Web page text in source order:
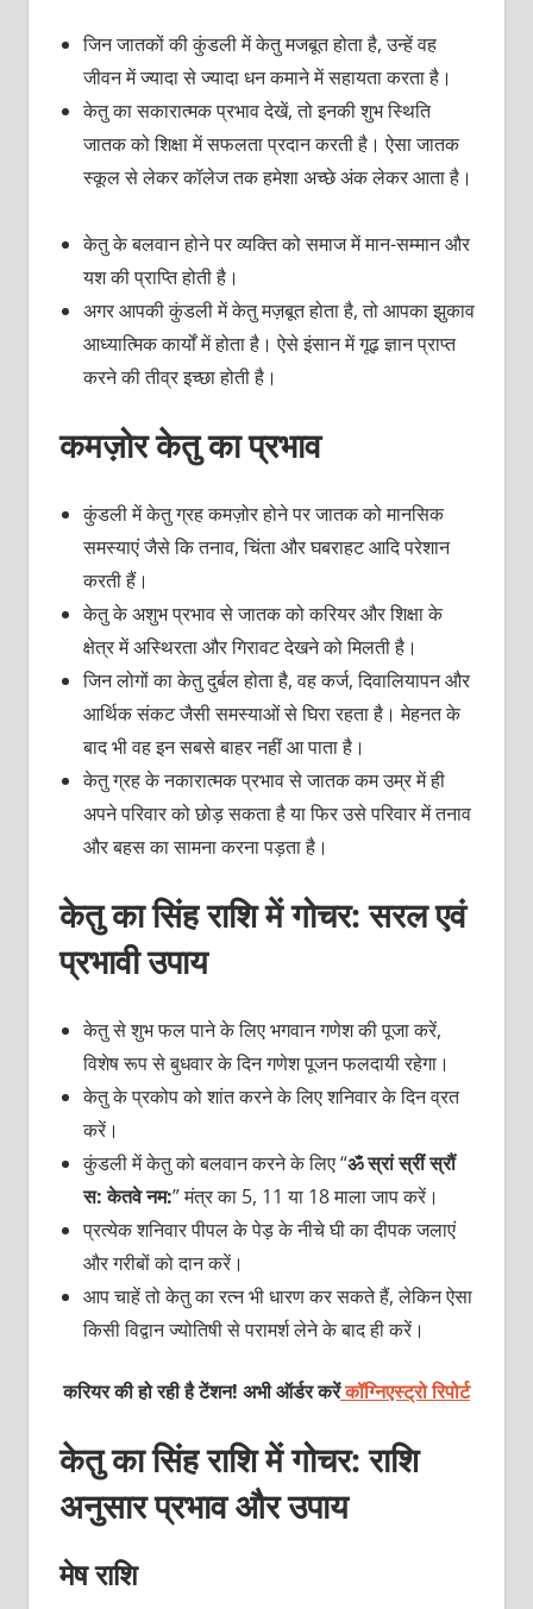
जिन जातकों की कुंडली में केतु मजबूत होता है, उन्हें वह
जीवन में ज्यादा से ज्यादा धन कमाने में सहायता करता है।
केतु का सकारात्मक प्रभाव देखें, तो इनकी शुभ स्थिति
जातक को शिक्षा में सफलता प्रदान करती है। ऐसा जातक
स्कूल से लेकर कॉलेज तक हमेशा अच्छे अंक लेकर आता है।
केतु के बलवान होने पर व्यक्ति को समाज में मान-सम्मान और
यश की प्राप्ति होती है।
अगर आपकी कुंडली में केतु मज़बूत होता है, तो आपका झुकाव
आध्यात्मिक कार्यों में होता है। ऐसे इंसान में गूढ़ ज्ञान प्राप्त
करने की तीव्र इच्छा होती है।
कमज़ोर केतु का प्रभाव
कुंडली में केतु ग्रह कमज़ोर होने पर जातक को मानसिक
समस्याएं जैसे कि तनाव, चिंता और घबराहट आदि परेशान
करती हैं।
केतु के अशुभ प्रभाव से जातक को करियर और शिक्षा के
क्षेत्र में अस्थिरता और गिरावट देखने को मिलती है।
जिन लोगों का केतु दुर्बल होता है, वह कर्ज, दिवालियापन और
आर्थिक संकट जैसी समस्याओं से घिरा रहता है। मेहनत के
बाद भी वह इन सबसे बाहर नहीं आ पाता है।
केतु ग्रह के नकारात्मक प्रभाव से जातक कम उम्र में ही
अपने परिवार को छोड़ सकता है या फिर उसे परिवार में तनाव
और बहस का सामना करना पड़ता है।
केतु का सिंह राशि में गोचर: सरल एवं
प्रभावी उपाय
केतु से शुभ फल पाने के लिए भगवान गणेश की पूजा करें,
विशेष रूप से बुधवार के दिन गणेश पूजन फलदायी रहेगा।
केतु के प्रकोप को शांत करने के लिए शनिवार के दिन व्रत
करें।
कुंडली में केतु को बलवान करने के लिए “ॐ स्रां स्रीं स्रौं
स: केतवे नम:” मंत्र का 5, 11 या 18 माला जाप करें।
प्रत्येक शनिवार पीपल के पेड़ के नीचे घी का दीपक जलाएं
और गरीबों को दान करें।
आप चाहें तो केतु का रत्न भी धारण कर सकते हैं, लेकिन ऐसा
किसी विद्वान ज्योतिषी से परामर्श लेने के बाद ही करें।
करियर की हो रही है टेंशन! अभी ऑर्डर करेंकॉग्निएस्ट्रो रिपोर्ट
केतु का सिंह राशि में गोचर: राशि
अनुसार प्रभाव और उपाय
मेष राशि